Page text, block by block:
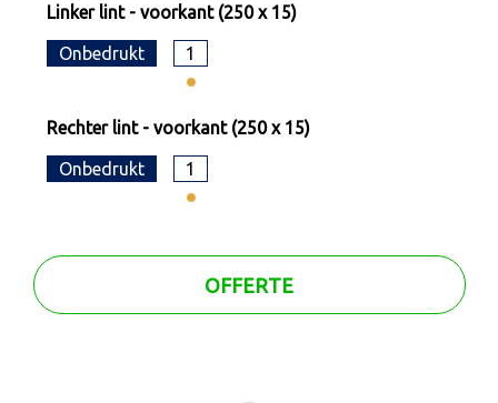
Linker lint - voorkant (250 x 15)
Onbedrukt 1
Rechter lint - voorkant (250 x 15)
Onbedrukt 1
OFFERTE